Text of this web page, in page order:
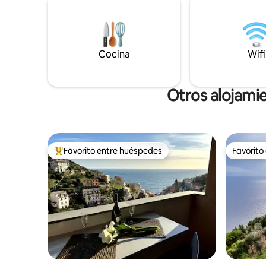
2 BDR y 1 BTH Calefacción de aire
acondicionado, Wifi Sat. Cuna
suite.
Terre
Cocina Wifi
Otros
Favorito entre huéspedes preferido
Favorito entre huéspedes